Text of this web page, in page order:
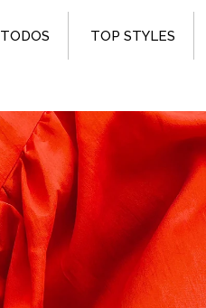
TODOS TOP STYLES